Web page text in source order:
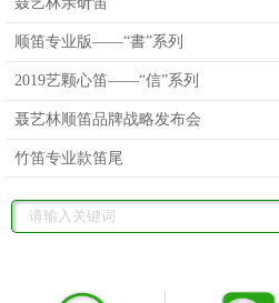
顺笛专业版——“書”系列
2019艺颗心笛——“信”系列
聂艺林顺笛品牌战略发布会
竹笛专业款笛尾